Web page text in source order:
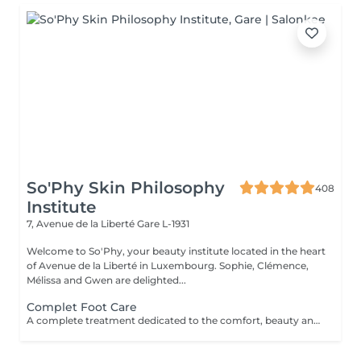
So'Phy Skin Philosophy
Institute
408
7, Avenue de la Liberté Gare L-1931
Welcome to So'Phy, your beauty institute located in the heart
of Avenue de la Liberté in Luxembourg. Sophie, Clémence,
Mélissa and Gwen are delighted...
Complet Foot Care
A complete treatment dedicated to the comfort, beauty and lightness of the feet. The treatment begins with a relaxing foot bath, followed by a gentle exfoliation to remove dead skin cells and restore smooth, soft skin. A nourishing mask is then applied for deep hydration, while the nails and cuticles are carefully treated for a clean and well-groomed result. The treatment continues with a relaxing moment, providing an immediate feeling of comfort and lightness. Feet feel softer, the skin is nourished and the nails look perfectly groomed. Classic nail polish is not provided at the institute. If you wish, we can apply your own nail polish by selecting the corresponding option.